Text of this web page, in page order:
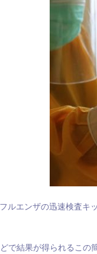
ルエンザの迅速検査
で結果が得られるこ